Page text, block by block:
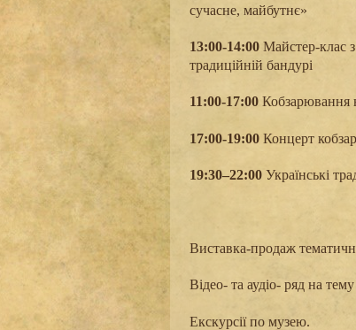
сучасне, майбутнє»
13:00-14:00 Майстер-клас
традиційній бандурі
11:00-17:00 Кобзарювання
17:00-19:00 Концерт
19:30–22:00 Українські
Виставка-продаж
Відео- та аудіо- ряд на тему
Екскурсії по музею.